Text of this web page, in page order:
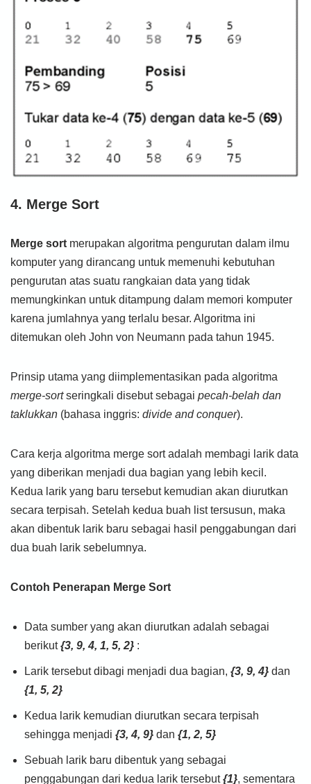
4. Merge Sort
Merge sort merupakan algoritma pengurutan dalam ilmu
komputer yang dirancang untuk memenuhi kebutuhan
pengurutan atas suatu rangkaian data yang tidak
memungkinkan untuk ditampung dalam memori komputer
karena jumlahnya yang terlalu besar. Algoritma ini
ditemukan oleh John von Neumann pada tahun 1945.
Prinsip utama yang diimplementasikan pada algoritma
merge-sortseringkali disebut sebagai pecah-belah dan
taklukkan (bahasa inggris: divide and conquer).
Cara kerja algoritma merge sort adalah membagi larik data
yang diberikan menjadi dua bagian yang lebih kecil.
Kedua larik yang baru tersebut kemudian akan diurutkan
secara terpisah. Setelah kedua buah list tersusun, maka
akan dibentuk larik baru sebagai hasil penggabungan dari
dua buah larik sebelumnya.
Contoh Penerapan Merge Sort
Data sumber yang akan diurutkan adalah sebagai
berikut{3, 9, 4, 1, 5, 2} :
Larik tersebut dibagi menjadi dua bagian, {3, 9, 4} dan
{1, 5, 2}
Kedua larik kemudian diurutkan secara terpisah
sehingga menjadi {3, 4, 9} dan {1, 2, 5}
Sebuah larik baru dibentuk yang sebagai
penggabungan dari kedua larik tersebut{1}, sementara